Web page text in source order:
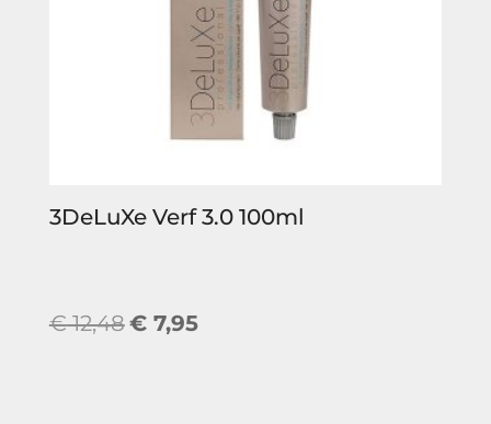
3DeLuXe Verf 3.0 100ml
€12,48Oorspronkelijke
€7,95Huidige